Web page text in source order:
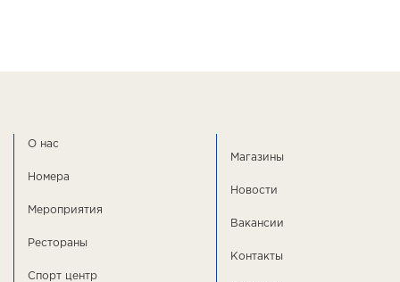
О нас
Номера
Мероприятия
Рестораны
Спорт центр
Магазины
Новости
Вакансии
Контакты